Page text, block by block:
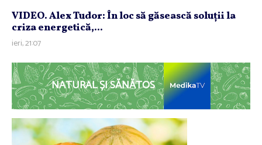
VIDEO. Alex Tudor: În loc să găsească soluţii la
criza energetică,...
ieri, 21:07
NATURAL ȘI SĂNĂTOS